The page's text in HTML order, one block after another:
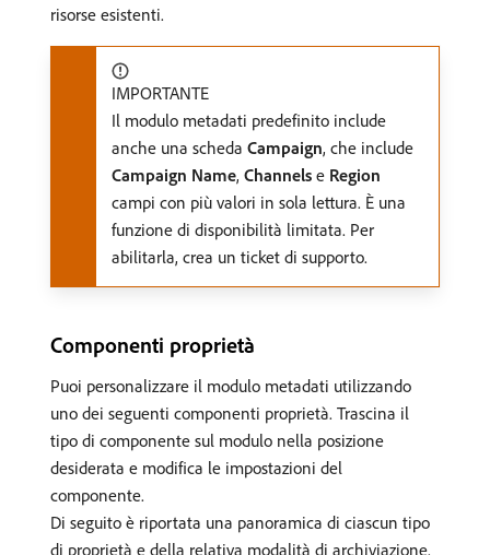
risorse esistenti.
IMPORTANTE
Il modulo metadati predefinito include
anche una scheda Campaign, che include
Campaign Name, Channels e Region
campi con più valori in sola lettura. È una
funzione di disponibilità limitata. Per
abilitarla, crea un ticket di supporto.
Componenti proprietà
Puoi personalizzare il modulo metadati utilizzando
uno dei seguenti componenti proprietà. Trascina il
tipo di componente sul modulo nella posizione
desiderata e modifica le impostazioni del
componente.
Di seguito è riportata una panoramica di ciascun tipo
di proprietà e della relativa modalità di archiviazione.